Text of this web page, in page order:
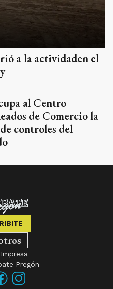
a la actividaden el
al Centro
de Comercio la
controles del
Pregón